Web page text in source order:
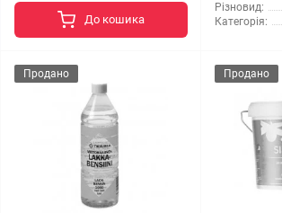
До кошика
Різновид:
Категорія:
Продано Продано